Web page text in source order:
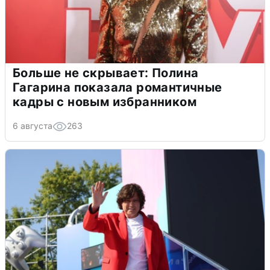
Больше не скрывает: Полина
Гагарина показала романтичные
кадры с новым избранником
6 августа 263